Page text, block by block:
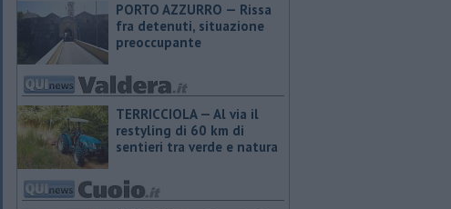
PORTO AZZURRO — Rissa
fra detenuti, situazione
preoccupante
TERRICCIOLA — Al via il
restyling di 60 km di
sentieri tra verde e natura